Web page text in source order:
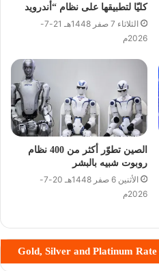
كليّا لتطبيقها على نظام “أندرويد
الثلاثاء 7 صفر 1448هـ 21-7-
2026م
الصين تطوّر أكثر من 400 نظام
روبوت شبيه بالبشر
الأثنين 6 صفر 1448هـ 20-7-
2026م